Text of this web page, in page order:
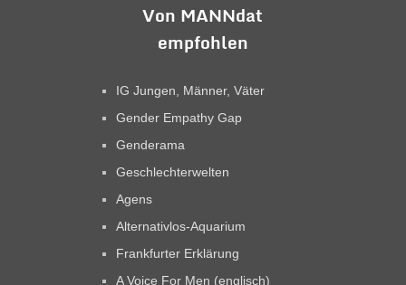
Von MANNdat
empfohlen
IG Jungen, Männer, Väter
Gender Empathy Gap
Genderama
Geschlechterwelten
Agens
Alternativlos-Aquarium
Frankfurter Erklärung
A Voice For Men (englisch)